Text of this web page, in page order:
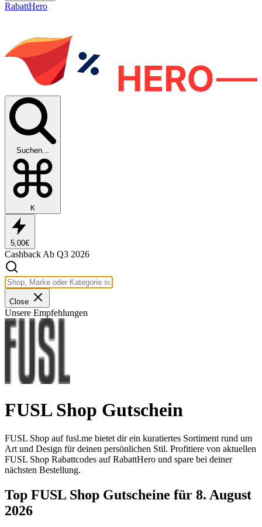
RabattHero
Suchen...
K
5,00€
CashbackAb Q3 2026
Close
Unsere Empfehlungen
FUSL Shop Gutschein
FUSL Shop auf fusl.me bietet dir ein kuratiertes Sortiment rund um
Art und Design für deinen persönlichen Stil. Profitiere von aktuellen
FUSL Shop Rabattcodes auf RabattHero und spare bei deiner
nächsten Bestellung.
Top FUSL Shop Gutscheine für 8. August
2026